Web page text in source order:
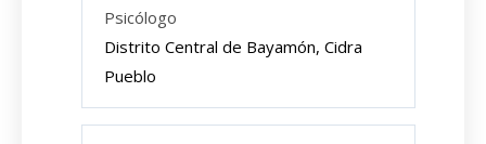
Psicólogo
Distrito Central de Bayamón, Cidra
Pueblo